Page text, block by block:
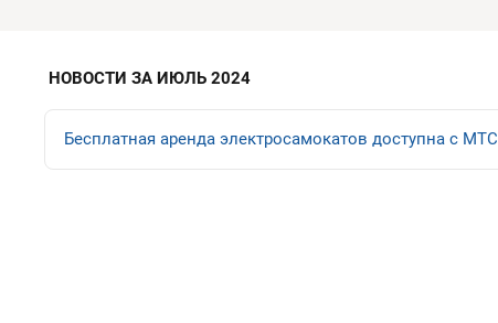
НОВОСТИ ЗА ИЮЛЬ 2024
Бесплатная аренда электросамокатов доступна с МТС